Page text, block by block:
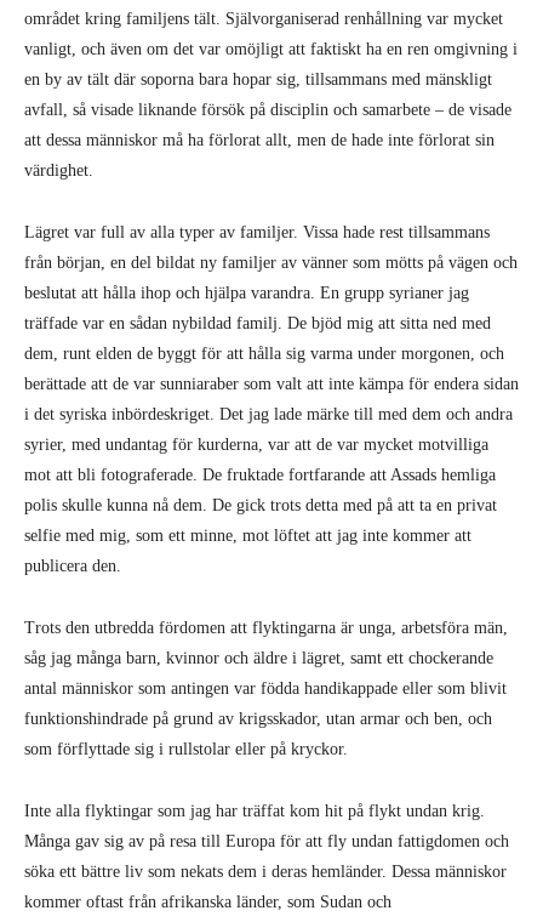
området kring familjens tält. Självorganiserad renhållning var mycket
vanligt, och även om det var omöjligt att faktiskt ha en ren omgivning i
en by av tält där soporna bara hopar sig, tillsammans med mänskligt
avfall, så visade liknande försök på disciplin och samarbete – de visade
att dessa människor må ha förlorat allt, men de hade inte förlorat sin
värdighet.
Lägret var full av alla typer av familjer. Vissa hade rest tillsammans
från början, en del bildat ny familjer av vänner som mötts på vägen och
beslutat att hålla ihop och hjälpa varandra. En grupp syrianer jag
träffade var en sådan nybildad familj. De bjöd mig att sitta ned med
dem, runt elden de byggt för att hålla sig varma under morgonen, och
berättade att de var sunniaraber som valt att inte kämpa för endera sidan
i det syriska inbördeskriget. Det jag lade märke till med dem och andra
syrier, med undantag för kurderna, var att de var mycket motvilliga
mot att bli fotograferade. De fruktade fortfarande att Assads hemliga
polis skulle kunna nå dem. De gick trots detta med på att ta en privat
selfie med mig, som ett minne, mot löftet att jag inte kommer att
publicera den.
Trots den utbredda fördomen att flyktingarna är unga, arbetsföra män,
såg jag många barn, kvinnor och äldre i lägret, samt ett chockerande
antal människor som antingen var födda handikappade eller som blivit
funktionshindrade på grund av krigsskador, utan armar och ben, och
som förflyttade sig i rullstolar eller på kryckor.
Inte alla flyktingar som jag har träffat kom hit på flykt undan krig.
Många gav sig av på resa till Europa för att fly undan fattigdomen och
söka ett bättre liv som nekats dem i deras hemländer. Dessa människor
kommer oftast från afrikanska länder, som Sudan och